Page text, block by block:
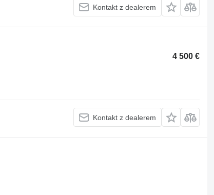
Kontakt z dealerem
4 500 €
Kontakt z dealerem